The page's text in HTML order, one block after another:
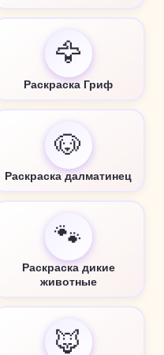
🦅
Раскраска Гриф
🐶
Раскраска далматинец
🐾
Раскраска дикие
животные
🦊